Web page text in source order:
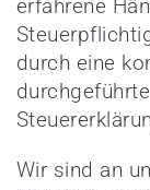
erfahrene
durch eine
durchgeführte
Wir sind an